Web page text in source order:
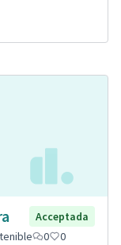
Acceptada
0 0